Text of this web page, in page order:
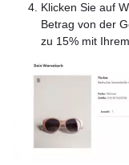
Klicken Sie auf
Betrag von der
zu 15% mit